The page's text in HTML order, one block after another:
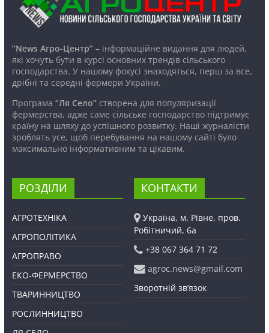
“News Агро-Центр”– інформаційне видання для людей,
які хочуть бути в курсі основних трендів сільського
господарства. У нашому фокусі знаходяться, перш за все,
дрібні та середні фермери України.
Програма “Ля Село”створена для популяризації
фермерства, адже саме сільське господарство підтримує
країну на шляху до успішного розвитку. Наші журналісти
зроблять усе, щоб перебування на нашому сайті було
максимально інформативним та цікавим.
РОЗДІЛИ
АГРОТЕХНІКА
АГРОПОЛІТИКА
АГРОПРАВО
ЕКО-ФЕРМЕРСТВО
ТВАРИННИЦТВО
РОСЛИННИЦТВО
КОНТАКТИ
Україна, м. Рівне, пров.
Робітничий, 6а
+38 067 364 71 72
agroc.news@gmail.com
Зворотній зв’язок